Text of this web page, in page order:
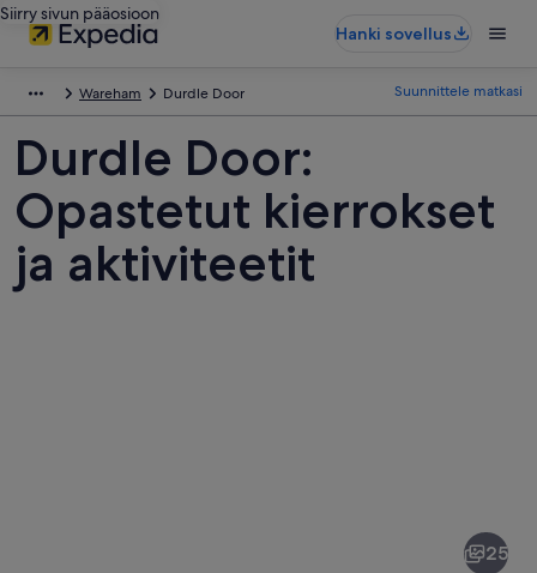
Siirry sivun pääosioon
Hanki sovellus
Wareham Durdle Door Suunnittele matkasi
Durdle Door:
Opastetut kierrokset
ja aktiviteetit
25